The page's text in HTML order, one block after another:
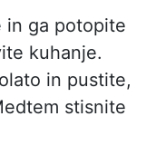
in ga potopite
kuhanje.
in pustite,
stisnite